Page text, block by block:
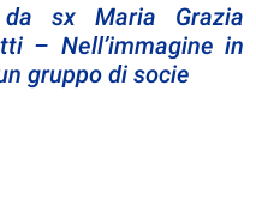
sx Maria Grazia
– Nell’immagine in
gruppo di socie